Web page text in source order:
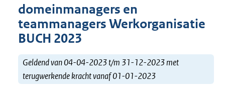
domeinmanagers en
teammanagers Werkorganisatie
BUCH 2023
Geldend van 04-04-2023 t/m 31-12-2023 met
terugwerkende kracht vanaf 01-01-2023